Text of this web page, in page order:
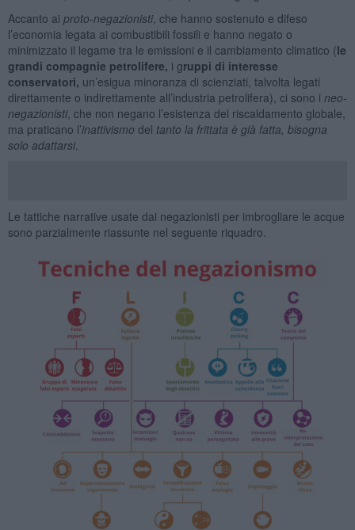
Accanto ai proto-negazionisti, che hanno sostenuto e difeso
l’economia legata ai combustibili fossili e hanno negato o
minimizzato il legame tra le emissioni e il cambiamento climatico (le
grandi compagnie petrolifere, i gruppi di interesse
conservatori, un’esigua minoranza di scienziati, talvolta legati
direttamente o indirettamente all’industria petrolifera), ci sono i neo-
negazionisti, che non negano l’esistenza del riscaldamento globale,
ma praticano l’inattivismo del tanto la frittata è già fatta, bisogna
solo adattarsi.
Le tattiche narrative usate dai negazionisti per imbrogliare le acque
sono parzialmente riassunte nel seguente riquadro.